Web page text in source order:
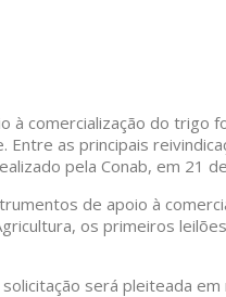
à comercialização do trigo
Entre as principais
pela Conab, em 21
de apoio à
os primeiros
será pleiteada